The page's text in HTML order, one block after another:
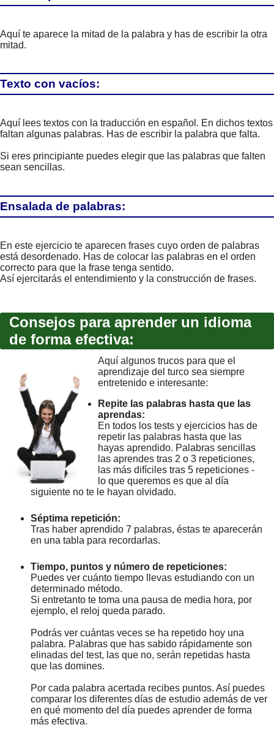
Aquí te aparece la mitad de la palabra y has de escribir la otra
mitad.
Texto con vacíos:
Aquí lees textos con la traducción en español. En dichos textos
faltan algunas palabras. Has de escribir la palabra que falta.
Si eres principiante puedes elegir que las palabras que falten
sean sencillas.
Ensalada de palabras:
En este ejercicio te aparecen frases cuyo orden de palabras
está desordenado. Has de colocar las palabras en el orden
correcto para que la frase tenga sentido.
Así ejercitarás el entendimiento y la construcción de frases.
Consejos para aprender un idioma
de forma efectiva:
Aquí algunos trucos para que el
aprendizaje del turco sea siempre
entretenido e interesante:
Repite las palabras hasta que las
aprendas:
En todos los tests y ejercicios has de
repetir las palabras hasta que las
hayas aprendido. Palabras sencillas
las aprendes tras 2 o 3 repeticiones,
las más difíciles tras 5 repeticiones -
lo que queremos es que al día
siguiente no te le hayan olvidado.
Séptima repetición:
Tras haber aprendido 7 palabras, éstas te aparecerán
en una tabla para recordarlas.
Tiempo, puntos y número de repeticiones:
Puedes ver cuánto tiempo llevas estudiando con un
determinado método.
Si entretanto te toma una pausa de media hora, por
ejemplo, el reloj queda parado.
Podrás ver cuántas veces se ha repetido hoy una
palabra. Palabras que has sabido rápidamente son
elinadas del test, las que no, serán repetidas hasta
que las domines.
Por cada palabra acertada recibes puntos. Así puedes
comparar los diferentes días de estudio además de ver
en qué momento del día puedes aprender de forma
más efectiva.